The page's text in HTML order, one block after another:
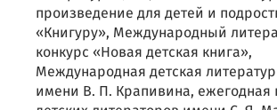
произведение для детей и
«Книгуру», Международный
конкурс «Новая детская книга»,
Международная детская
имени В. П. Крапивина, ежегодная